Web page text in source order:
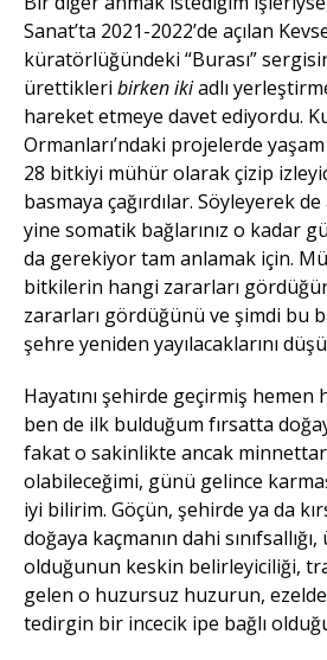
Sanat’ta 2021-2022’de açılan
küratörlüğündeki “Burası”
ürettikleri birken ikiadlı
hareket etmeye davet ediyordu.
Ormanları’ndaki projelerde
28 bitkiyi mühür olarak çizip
basmaya çağırdılar. Söyleyerek
yine somatik bağlarınız o kadar
da gerekiyor tam anlamak için.
bitkilerin hangi zararları
zararları gördüğünü ve şimdi bu
şehre yeniden yayılacaklarını
Hayatını şehirde geçirmiş
ben de ilk bulduğum fırsatta
fakat o sakinlikte ancak
olabileceğimi, günü gelince
iyi bilirim. Göçün, şehirde ya da
doğaya kaçmanın dahi
olduğunun keskin belirleyiciliği,
gelen o huzursuz huzurun,
tedirgin bir incecik ipe bağlı